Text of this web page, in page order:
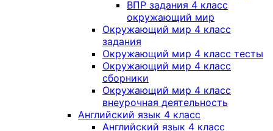
ВПР задания 4 класс
окружающий мир
Окружающий мир 4 класс
задания
Окружающий мир 4 класс тесты
Окружающий мир 4 класс
сборники
Окружающий мир 4 класс
внеурочная деятельность
Английский язык 4 класс
Английский язык 4 класс